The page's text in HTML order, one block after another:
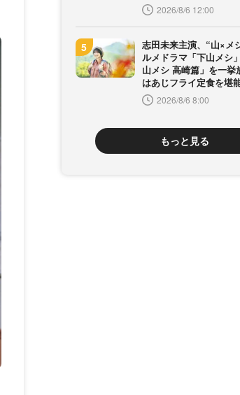
2026/8/6 12:00
志田未来主演、“山×メ
ルメドラマ「下山メシ
山メシ 高崎篇」を一
はあじフライ定食を堪
2026/8/6 8:00
もっと見る